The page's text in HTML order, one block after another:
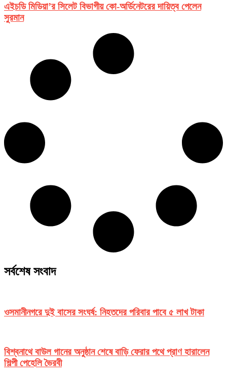
এইচডি মিডিয়া’র সিলেট বিভাগীয় কো-অর্ডিনেটরের দায়িত্ব পেলেন
সুরমান
সর্বশেষ সংবাদ
ওসমানীনগরে দুই বাসের সংঘর্ষ: নিহতদের পরিবার পাবে ৫ লাখ টাকা
বিশ্বনাথে বাউল গানের অনুষ্ঠান শেষে বাড়ি ফেরার পথে প্রাণ হারালেন
শিল্পী পেহেলি ভৈরবী